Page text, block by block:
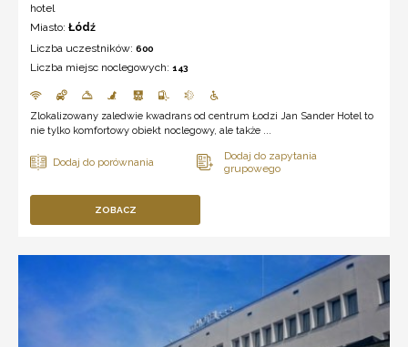
hotel
Miasto: Łódź
Liczba uczestników: 600
Liczba miejsc noclegowych: 143
Zlokalizowany zaledwie kwadrans od centrum Łodzi Jan Sander Hotel to
nie tylko komfortowy obiekt noclegowy, ale także ...
ZOBACZ